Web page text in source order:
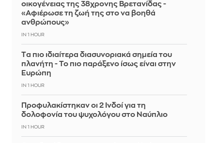
οικογένειας της 38χρονης Βρετανίδας -
«Αφιέρωσε τη ζωή της στο να βοηθά
ανθρώπους»
IN 1 HOUR
Tα πιο ιδιαίτερα διασυνοριακά σημεία του
πλανήτη - Το πιο παράξενο ίσως είναι στην
Ευρώπη
IN 1 HOUR
Προφυλακίστηκαν οι 2 Ινδοί για τη
δολοφονία του ψυχολόγου στο Ναύπλιο
IN 1 HOUR